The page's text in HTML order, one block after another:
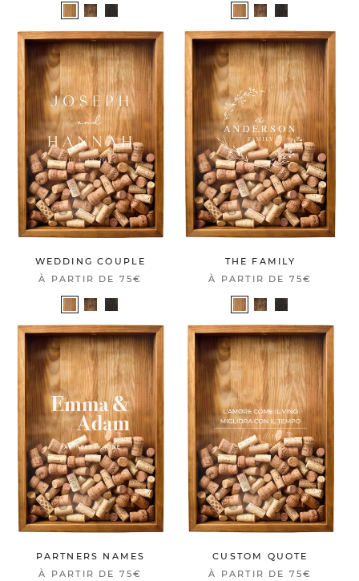
WEDDING COUPLE
À PARTIR DE 75€
THE FAMILY
À PARTIR DE 75€
PARTNERS NAMES
À PARTIR DE 75€
CUSTOM QUOTE
À PARTIR DE 75€